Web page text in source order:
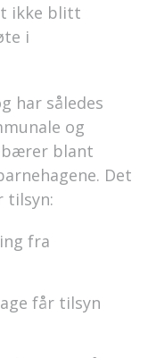
ikke blitt
i
har således
og
blant
Det
tilsyn:
fra
får tilsyn